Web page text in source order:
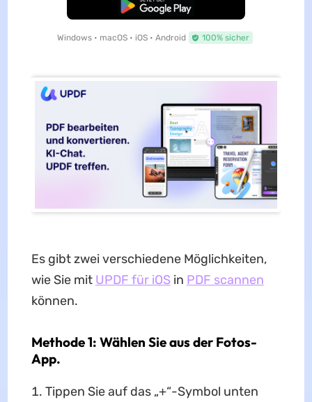
Kostenloser Download
Windows • macOS • iOS • Android 100% sicher
Es gibt zwei verschiedene Möglichkeiten,
wie Sie mit UPDF für iOSin PDF scannen
können.
Methode 1: Wählen Sie aus der Fotos-
App.
Tippen Sie auf das „+“-Symbol unten